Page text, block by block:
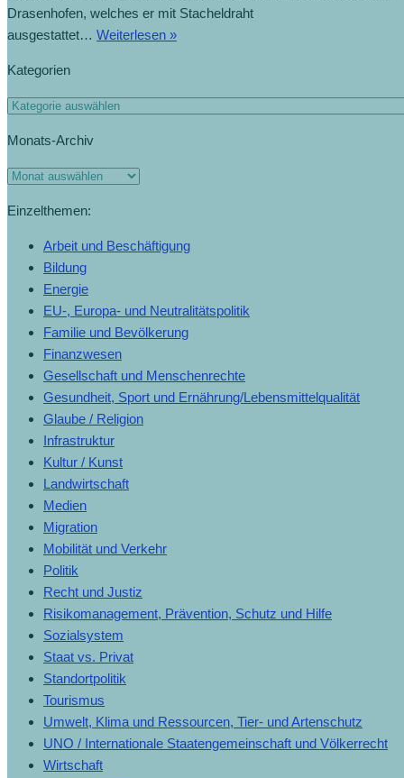
Drasenhofen, welches er mit Stacheldraht
ausgestattet… Weiterlesen »
Kategorien
Monats-Archiv
Einzelthemen:
Arbeit und Beschäftigung
Bildung
Energie
EU-, Europa- und Neutralitätspolitik
Familie und Bevölkerung
Finanzwesen
Gesellschaft und Menschenrechte
Gesundheit, Sport und Ernährung/Lebensmittelqualität
Glaube / Religion
Infrastruktur
Kultur / Kunst
Landwirtschaft
Medien
Migration
Mobilität und Verkehr
Politik
Recht und Justiz
Risikomanagement, Prävention, Schutz und Hilfe
Sozialsystem
Staat vs. Privat
Standortpolitik
Tourismus
Umwelt, Klima und Ressourcen, Tier- und Artenschutz
UNO / Internationale Staatengemeinschaft und Völkerrecht
Wirtschaft